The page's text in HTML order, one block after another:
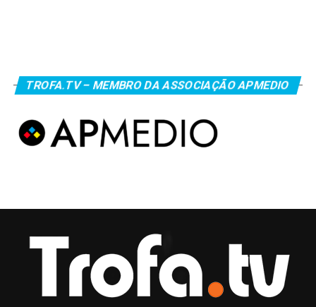
TROFA.TV – MEMBRO DA ASSOCIAÇÃO APMEDIO